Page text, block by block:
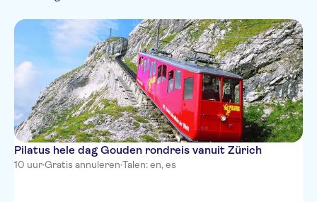
evenementen
Platteland
Pilatus hele dag Gouden rondreis vanuit Zürich
10 uur·Gratis annuleren·Talen: en, es